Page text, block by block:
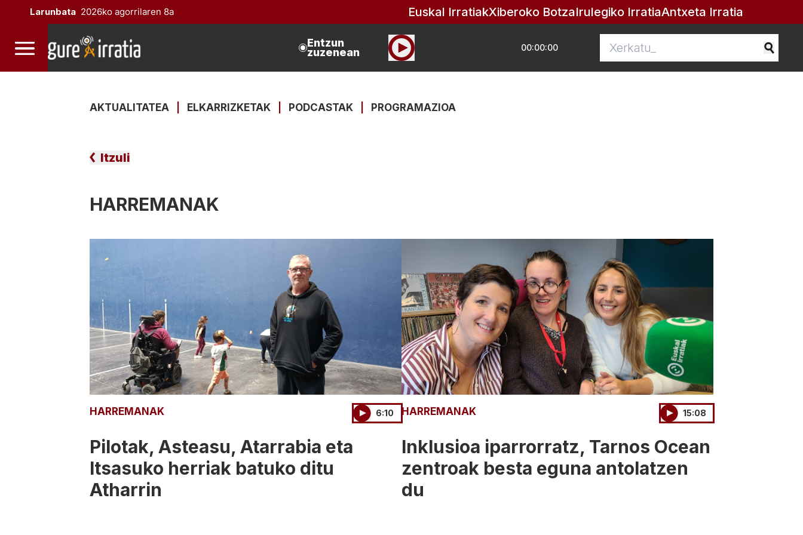
Larunbata 2026ko agorrilaren 8a Euskal IrratiakXiberoko BotzaIrulegiko IrratiaAntxeta Irratia
Entzun
zuzenean 00:00:00
AKTUALITATEA ELKARRIZKETAK PODCASTAK PROGRAMAZIOA
Itzuli
HARREMANAK
HARREMANAK 6:10
Pilotak, Asteasu, Atarrabia eta
Itsasuko herriak batuko ditu
Atharrin
HARREMANAK 15:08
Inklusioa iparrorratz, Tarnos Ocean
zentroak besta eguna antolatzen
du